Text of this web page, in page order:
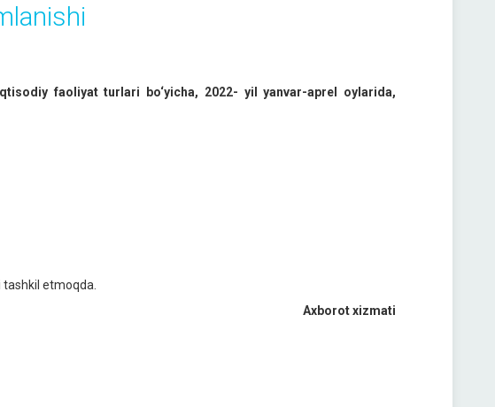
faoliyat turlari bo‘yicha, 2022- yil yanvar-aprel oylarida,
tashkil etmoqda.
Axborot xizmati